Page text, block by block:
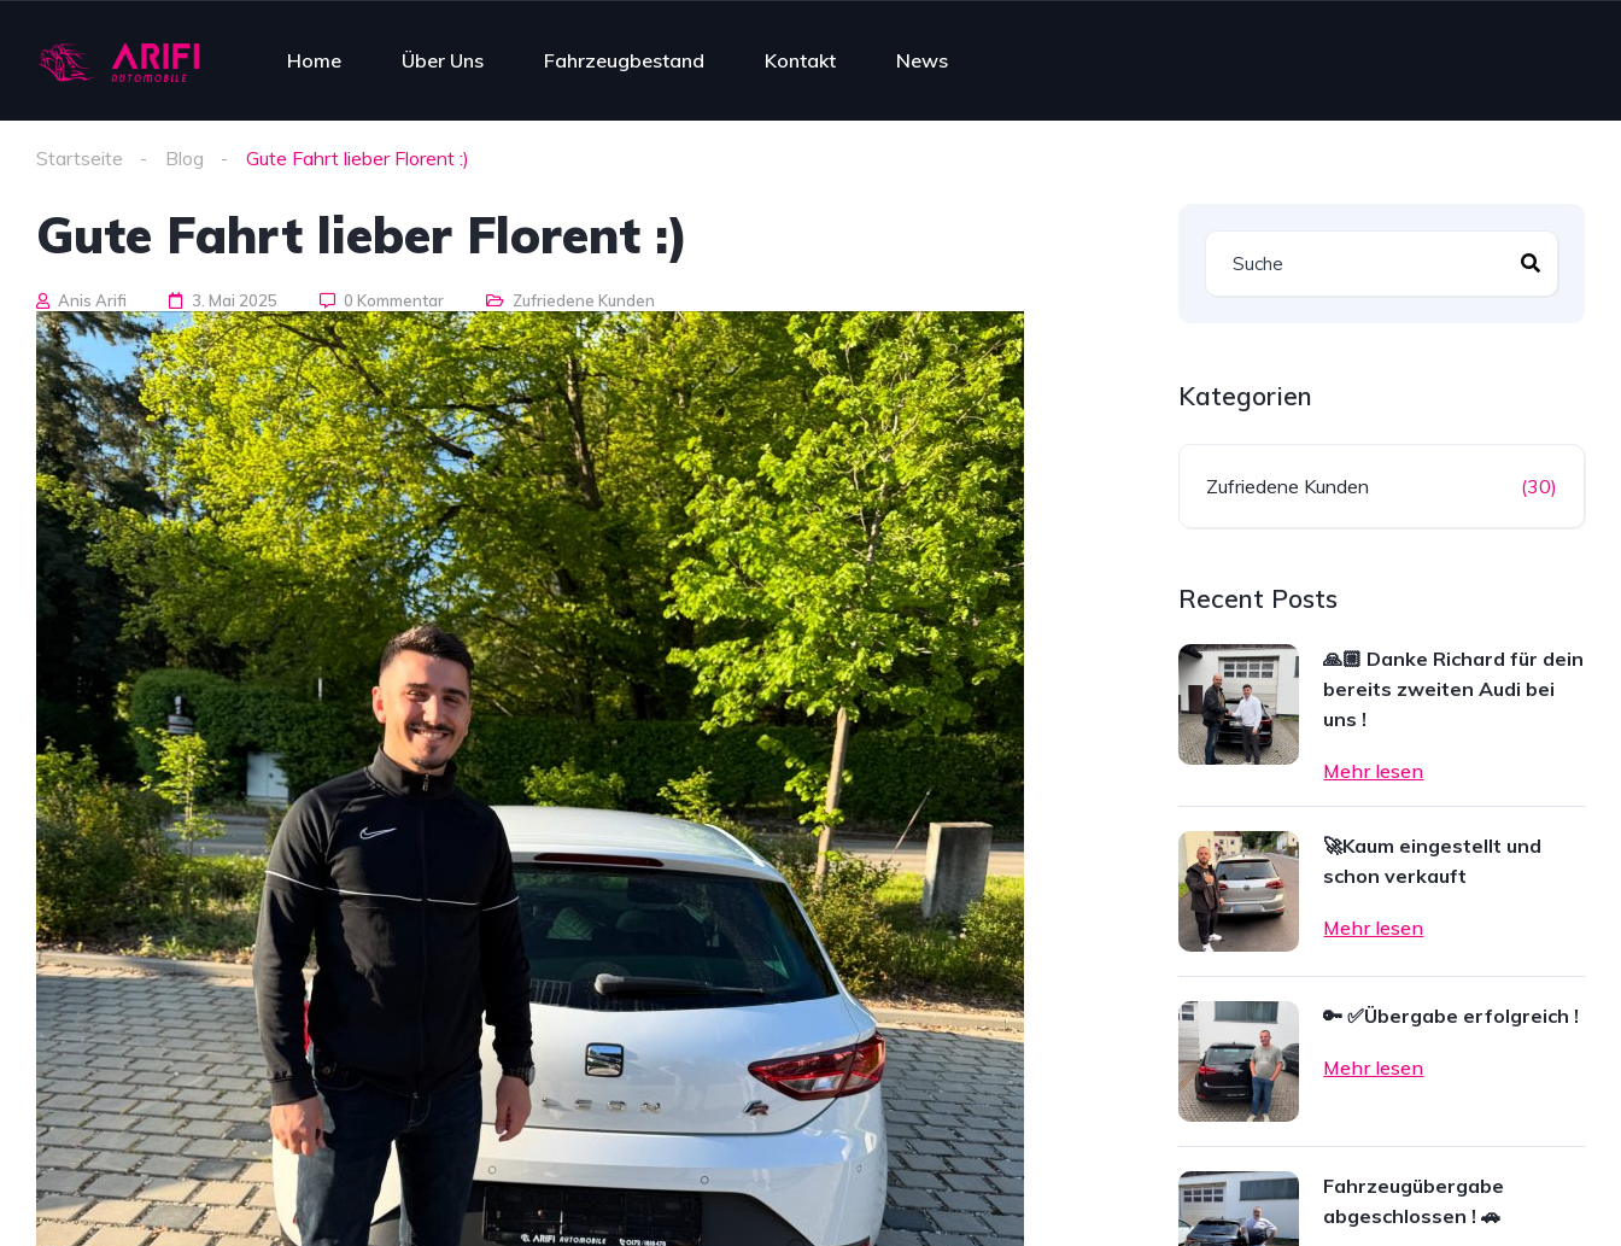
Home Über Uns Fahrzeugbestand Kontakt News
Startseite Blog Gute Fahrt lieber Florent :)
Gute Fahrt lieber Florent :)
Anis Arifi 3. Mai 2025 0 Kommentar Zufriedene Kunden
Kategorien
Zufriedene Kunden (30)
Recent Posts
🙏🏼 Danke Richard für dein
bereits zweiten Audi bei
uns !
Mehr lesen
🚀Kaum eingestellt und
schon verkauft
Mehr lesen
🔑 ✅Übergabe erfolgreich !
Mehr lesen
Fahrzeugübergabe
abgeschlossen ! 🚗